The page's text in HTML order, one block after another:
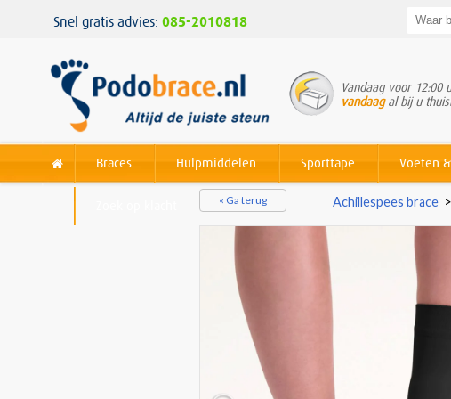
Snel gratis advies: 085-2010818
Vandaag voor 12:00
vandaagal bij u
Braces Hulpmiddelen Sporttape Voeten
« Ga terug Achillespees brace >